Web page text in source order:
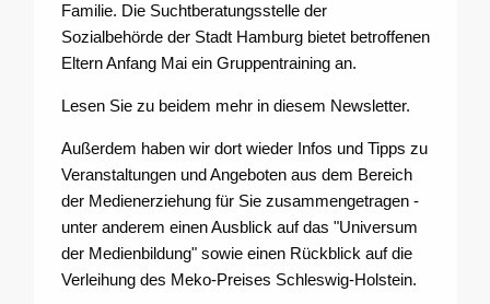
Familie. Die Suchtberatungsstelle der
Sozialbehörde der Stadt Hamburg bietet betroffenen
Eltern Anfang Mai ein Gruppentraining an.
Lesen Sie zu beidem mehr in diesem Newsletter.
Außerdem haben wir dort wieder Infos und Tipps zu
Veranstaltungen und Angeboten aus dem Bereich
der Medienerziehung für Sie zusammengetragen -
unter anderem einen Ausblick auf das "Universum
der Medienbildung" sowie einen Rückblick auf die
Verleihung des Meko-Preises Schleswig-Holstein.